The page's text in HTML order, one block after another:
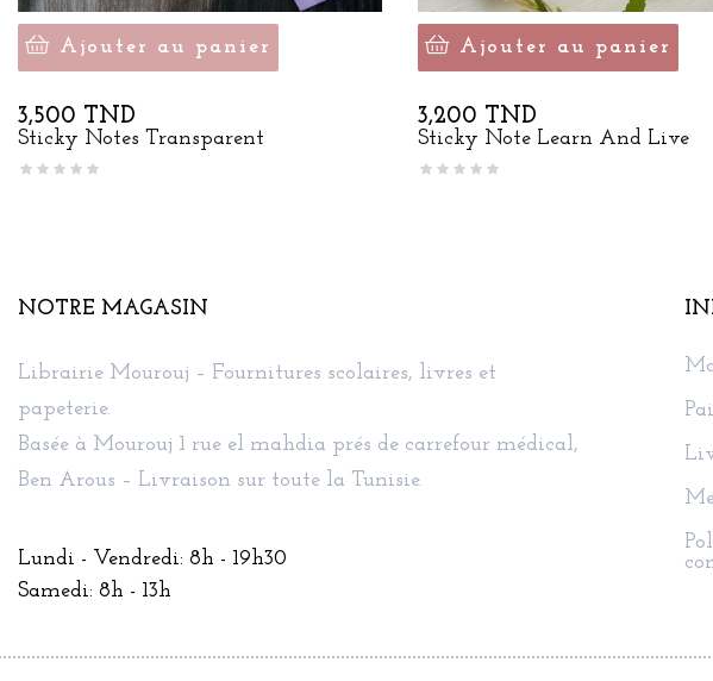
Ajouter au panier
Prix
3,500 TND
Sticky Notes Transparent
Ajouter au panier
Prix
3,200 TND
Sticky Note Learn And Live
NOTRE MAGASIN
Librairie Mourouj – Fournitures scolaires, livres et
papeterie.
Basée à Mourouj 1 rue el mahdia prés de carrefour médical,
Ben Arous – Livraison sur toute la Tunisie.
Lundi - Vendredi: 8h - 19h30
Samedi: 8h - 13h